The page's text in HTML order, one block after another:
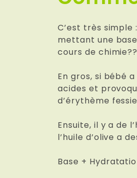
C’est très simple
mettant une
cours de
En gros, si bébé
acides et
d’érythème
Ensuite, il y a de
l’huile d’olive a
Base +